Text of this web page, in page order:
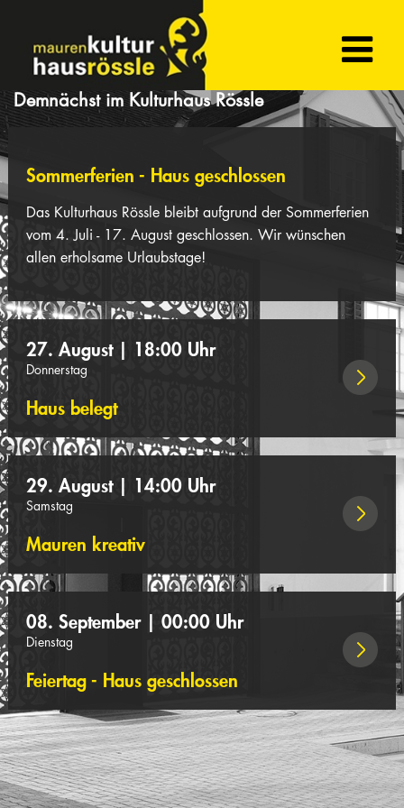
Sommerferien - Haus geschlossen
Das Kulturhaus Rössle bleibt aufgrund der Sommerferien
vom 4. Juli - 17. August geschlossen. Wir wünschen
allen erholsame Urlaubstage!
27. August | 18:00 Uhr
Donnerstag
Haus belegt
29. August | 14:00 Uhr
Samstag
Mauren kreativ
08. September | 00:00 Uhr
Dienstag
Feiertag - Haus geschlossen